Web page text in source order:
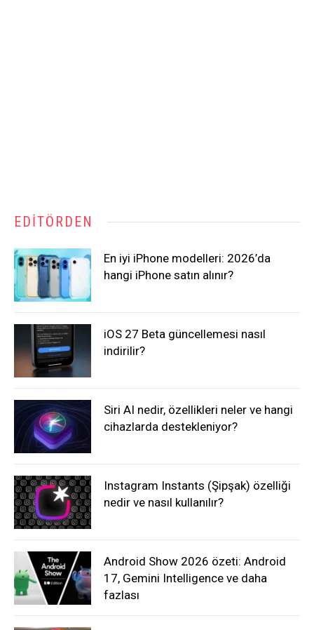
EDITÖRDEN
En iyi iPhone modelleri: 2026’da
hangi iPhone satın alınır?
iOS 27 Beta güncellemesi nasıl
indirilir?
Siri AI nedir, özellikleri neler ve hangi
cihazlarda destekleniyor?
Instagram Instants (Şipşak) özelliği
nedir ve nasıl kullanılır?
Android Show 2026 özeti: Android
17, Gemini Intelligence ve daha
fazlası